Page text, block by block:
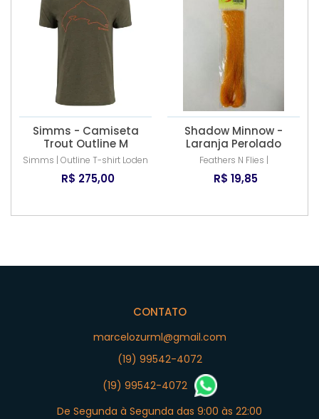
Simms - Camiseta
Trout Outline M
Simms | Outline T-shirt Loden
R$ 275,00
Shadow Minnow -
Laranja Perolado
Feathers N Flies |
R$ 19,85
CONTATO
marcelozurml@gmail.com
(19) 99542-4072
(19) 99542-4072
De Segunda à Segunda das 9:00 às 22:00